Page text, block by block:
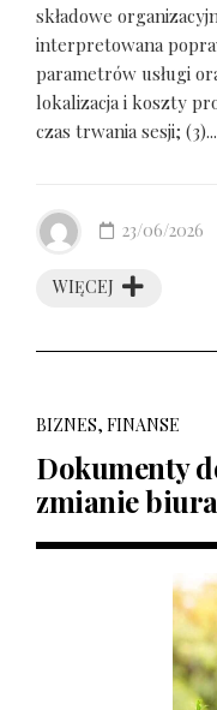
składowe
interpretowana
parametrów usługi
lokalizacja i koszty
czas trwania sesji; (3)...
WIĘCEJ
23/06/2026
BIZNES, FINANSE
Dokumenty
zmianie